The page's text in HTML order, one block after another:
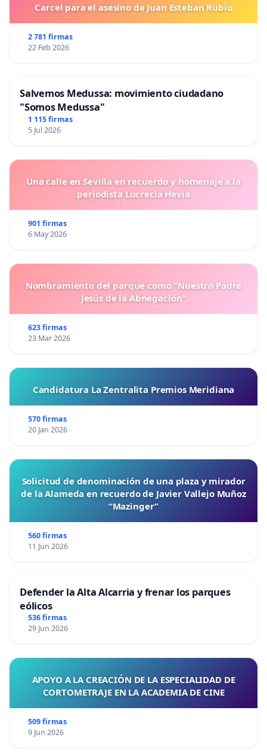
Carcel para el asesino de Juan Esteban Rubio
2 781 firmas
22 Feb 2026
Salvemos Medussa: movimiento ciudadano
"Somos Medussa"
1 115 firmas
5 Jul 2026
Una calle en Sevilla en recuerdo y homenaje a la
periodista Lucrecia Hevia
901 firmas
6 May 2026
Nombramiento del parque como "Nuestro Padre
Jesús de la Abnegación"
623 firmas
23 Mar 2026
Candidatura La Zentralita Premios Meridiana
570 firmas
20 Jan 2026
Solicitud de denominación de una plaza y mirador
de la Alameda en recuerdo de Javier Vallejo Muñoz
“Mazinger”
560 firmas
11 Jun 2026
Defender la Alta Alcarria y frenar los parques
eólicos
536 firmas
29 Jun 2026
APOYO A LA CREACIÓN DE LA ESPECIALIDAD DE
CORTOMETRAJE EN LA ACADEMIA DE CINE
509 firmas
9 Jun 2026